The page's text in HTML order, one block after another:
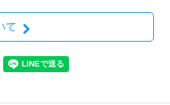
て